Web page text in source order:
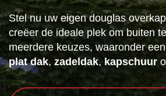
Stel nu uw eigen douglas
creëer de ideale plek om buiten
meerdere keuzes, waaronder
plat dak, zadeldak, kapschuur